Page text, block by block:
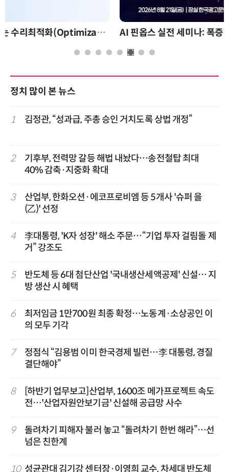
AI 핀옵스 실전 세미나: 폭증하는 AI 토큰 비용 관리 전략
정치 많이 본 뉴스
1 김정관, “성과급, 주총 승인 거치도록 상법 개정”
2
기후부, 전력망 갈등 해법 내놨다…송전철탑 최대
40% 감축·지중화 확대
3
산업부, 한화오션·에코프로비엠 등 5개사 '슈퍼 을
(乙)' 선정
4
李대통령, 'K자 성장' 해소 주문…“기업 투자 걸림돌 제
거” 강조도
5
반도체 등 6대 첨단산업 '국내생산세액공제' 신설… 지
방 생산 시 혜택
6
최저임금 1만700원 최종 확정…노동계·소상공인 이
의 모두 기각
7
정점식 “김용범 이미 한국경제 빌런…李 대통령, 경질
결단해야”
8
[하반기 업무보고]산업부, 1600조 메가프로젝트 속도
전…'산업자원안보기금' 신설해 공급망 사수
9
돌려차기 피해자 불러 놓고 “돌려차기 한번 해라”…선
넘은 친한계
10 성균관대 김기강 센터장·이영희 교수, 차세대 반도체